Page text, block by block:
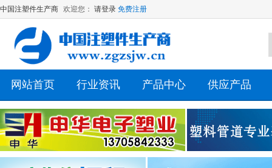
中国注塑件生产商 欢迎您： 请登录 免费注册
网站首页 行业资讯 产品中心 供应产品